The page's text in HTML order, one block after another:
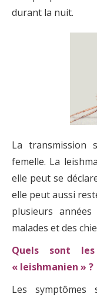
durant la nuit.
La transmission
femelle. La
elle peut se
elle peut aussi
plusieurs
malades et des
Quels sont
« leishmanien » ?
Les